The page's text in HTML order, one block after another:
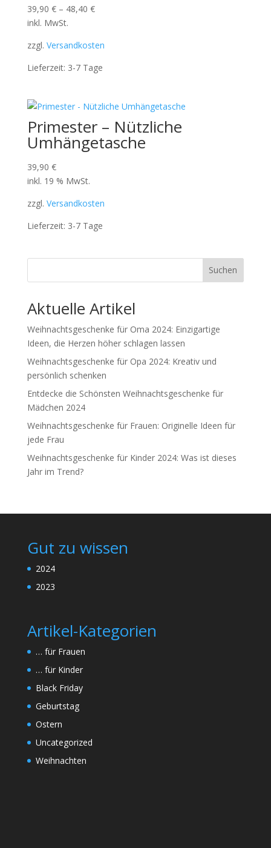
39,90 €– 48,40 €
inkl. MwSt.
zzgl. Versandkosten
Lieferzeit: 3-7 Tage
Primester – Nützliche
Umhängetasche
39,90 €
inkl. 19 % MwSt.
zzgl. Versandkosten
Lieferzeit: 3-7 Tage
Suchen
Aktuelle Artikel
Weihnachtsgeschenke für Oma 2024: Einzigartige
Ideen, die Herzen höher schlagen lassen
Weihnachtsgeschenke für Opa 2024: Kreativ und
persönlich schenken
Entdecke die Schönsten Weihnachtsgeschenke für
Mädchen 2024
Weihnachtsgeschenke für Frauen: Originelle Ideen für
jede Frau
Weihnachtsgeschenke für Kinder 2024: Was ist dieses
Jahr im Trend?
Gut zu wissen
2024
2023
Artikel-Kategorien
… für Frauen
… für Kinder
Black Friday
Geburtstag
Ostern
Uncategorized
Weihnachten